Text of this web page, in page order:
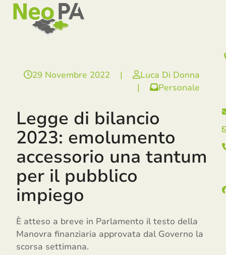
SkipOpen
mobile
menu
Close
mobile
menu
29 Novembre 2022 |
Luca Di Donna
|
Personale
Legge di bilancio
2023: emolumento
accessorio una tantum
per il pubblico
impiego
È atteso a breve in Parlamento il testo della
Manovra finanziaria approvata dal Governo la
scorsa settimana.